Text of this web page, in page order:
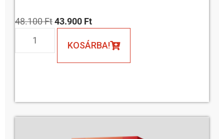
48.100Ft43.900 Ft
KOSÁRBA!